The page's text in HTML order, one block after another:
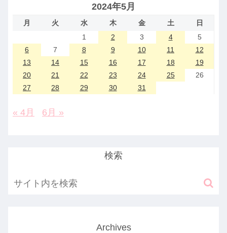
2024年5月
月 火 水 木 金 土
日
1
2 3 4
5
6
7 8 9 10 11
12
13
14 15 16 17 18
19
20
21 22 23 24 25
26
27
28 29 30 31
« 4月 6月 »
検索
Archives